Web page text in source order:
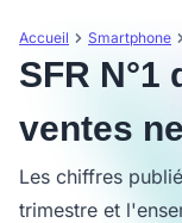
Accueil Smartphone
SFR N°1
ventes
Les chiffres
trimestre et